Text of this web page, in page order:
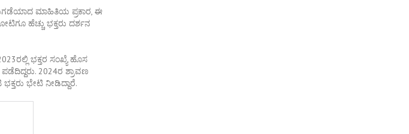
ಮಾಹಿತಿಯ ಪ್ರಕಾರ, ಈ
ಹೆಚ್ಚು ಭಕ್ತರು ದರ್ಶನ
ಭಕ್ತರ ಸಂಖ್ಯೆ ಹೊಸ
2024ರ ಶ್ರಾವಣ
ಭೇಟಿ ನೀಡಿದ್ದಾರೆ.